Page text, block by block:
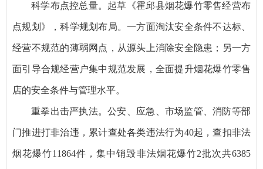
科学布点控总量。起草《霍邱县烟花爆竹零售经营布
点规划》，科学规划布局。一方面淘汰安全条件不达标、
经营不规范的薄弱网点，从源头上消除安全隐患；另一方
面引导合规经营户集中规范发展，全面提升烟花爆竹零售
店的安全条件与管理水平。
重拳出击严执法。公安、应急、市场监管、消防等部
门推进打非治违，累计查处各类违法行为40起，查扣非法
烟花爆竹11864件，集中销毁非法烟花爆竹2批次共6385